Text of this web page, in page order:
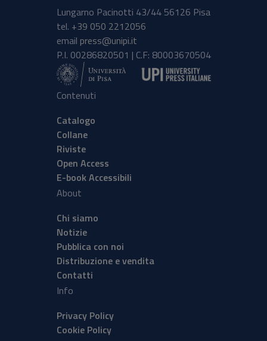
Lungarno Pacinotti 43/44 56126 Pisa
tel. +39 050 2212056
email press@unipi.it
P.I. 00286820501 | C.F: 80003670504
Contenuti
Catalogo
Collane
Riviste
Open Access
E-book Accessibili
About
Chi siamo
Notizie
Pubblica con noi
Distribuzione e vendita
Contatti
Info
Privacy Policy
Cookie Policy